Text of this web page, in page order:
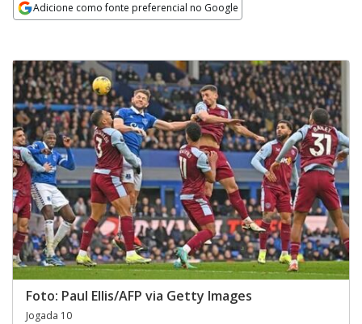
Adicione como fonte preferencial no Google
Foto: Paul Ellis/AFP via Getty Images
Jogada 10